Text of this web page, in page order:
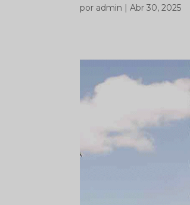
por admin |Abr 30, 2025